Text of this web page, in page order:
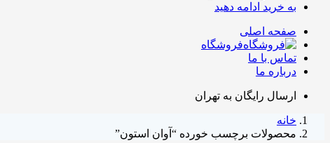
به خرید ادامه دهید
صفحه اصلی
فروشگاه
تماس با ما
درباره ما
ارسال رایگان به تهران
خانه
محصولات برچسب خورده “آوان استون”